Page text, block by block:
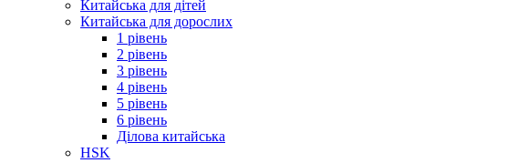
Китайська для дітей
Китайська для дорослих
1 рівень
2 рівень
3 рівень
4 рівень
5 рівень
6 рівень
Ділова китайська
HSK